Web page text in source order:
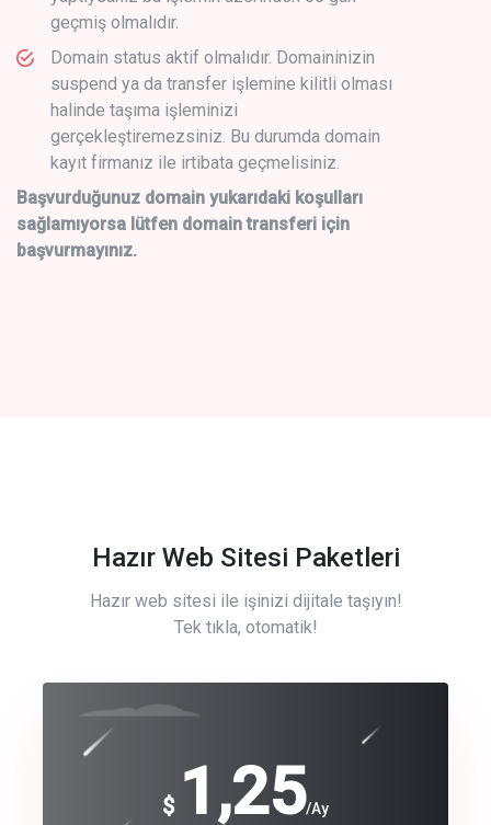
geçmiş olmalıdır.
Domain status aktif olmalıdır. Domaininizin
suspend ya da transfer işlemine kilitli olması
halinde taşıma işleminizi
gerçekleştiremezsiniz. Bu durumda domain
kayıt firmanız ile irtibata geçmelisiniz.
Başvurduğunuz domain yukarıdaki koşulları
sağlamıyorsa lütfen domain transferi için
başvurmayınız.
Hazır Web Sitesi Paketleri
Hazır web sitesi ile işinizi dijitale taşıyın!
Tek tıkla, otomatik!
$ 1,25/Ay
Free
Basic